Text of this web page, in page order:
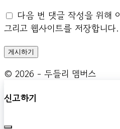
다음 번 댓글 작성을 위해
그리고 웹사이트를 저장합니다.
© 2026 - 두들리 멤버스
신고하기